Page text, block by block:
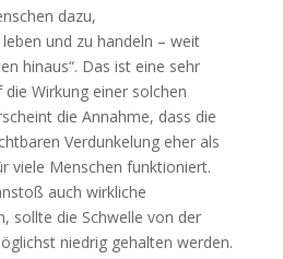
dazu,
und zu handeln – weit
hinaus“. Das ist eine sehr
Wirkung einer solchen
die Annahme, dass die
Verdunkelung eher als
viele Menschen funktioniert.
auch wirkliche
sollte die Schwelle von der
niedrig gehalten werden.